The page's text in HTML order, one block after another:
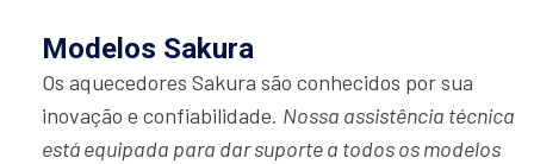
Modelos Sakura
Os aquecedores Sakura são conhecidos por sua
inovação e confiabilidade. Nossa assistência técnica
está equipada para dar suporte a todos os modelos